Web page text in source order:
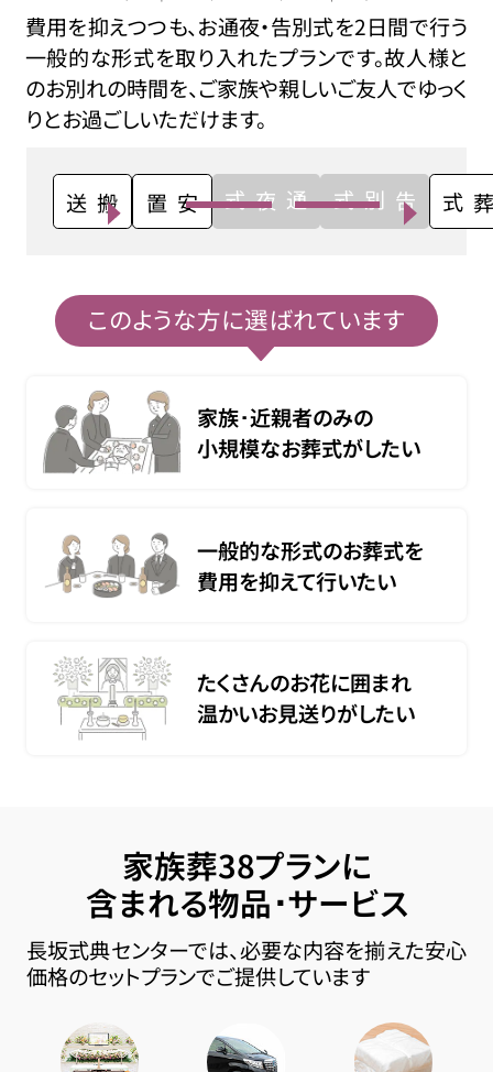
費用を抑えつつも、お通夜・告別式を2日間で行う
一般的な形式を取り入れたプランです。故人様と
のお別れの時間を、ご家族や親しいご友人でゆっく
りとお過ごしいただけます。
搬送 安置 通夜式 告別式 火葬式
このような方に選ばれています
家族･近親者のみの
小規模なお葬式がしたい
一般的な形式のお葬式を
費用を抑えて行いたい
たくさんのお花に囲まれ
温かいお見送りがしたい
家族葬38プランに
含まれる物品･サービス
長坂式典センターでは、必要な内容を揃えた安心
価格のセットプランでご提供しています